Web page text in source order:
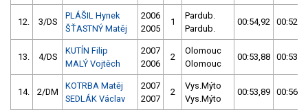
12. 3/DS
PLÁŠIL Hynek
ŠŤASTNÝ Matěj
2006
2005
1
Pardub.
Pardub.
00:54,92
13. 4/DS
KUTÍN Filip
MALÝ Vojtěch
2007
2006
2
Olomouc
Olomouc
00:53,88
14. 2/DM
KOTRBA Matěj
SEDLÁK Václav
2007
2007
2
Vys.Mýto
Vys.Mýto
00:53,89